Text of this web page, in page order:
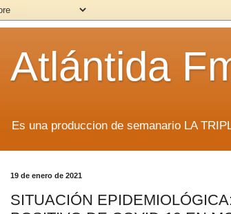
Atlántida
Es una produccion de semanario LA
19 de enero de 2021
SITUACIÓN